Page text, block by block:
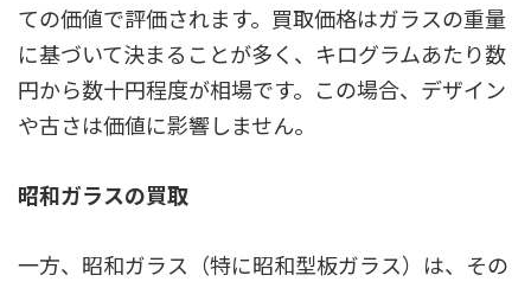
ての価値で評価されます。買取価格はガラスの重量
に基づいて決まることが多く、キログラムあたり数
円から数十円程度が相場です。この場合、デザイン
や古さは価値に影響しません。
昭和ガラスの買取
一方、昭和ガラス（特に昭和型板ガラス）は、その